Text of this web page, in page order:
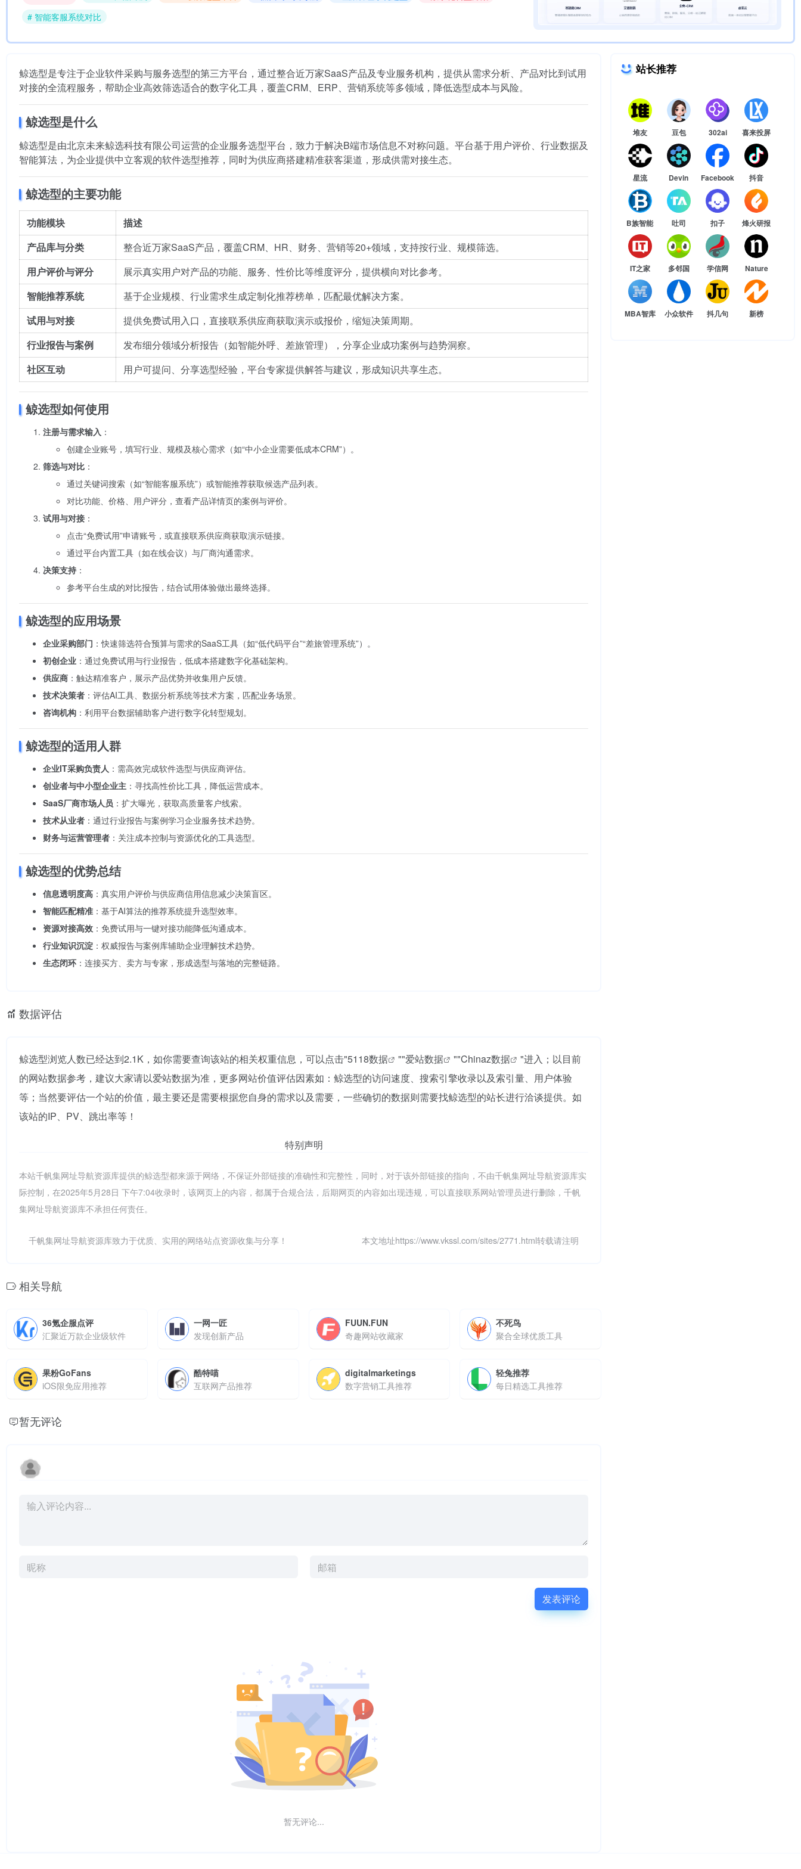
# 智能客服系统对比
鲸选型是专注于企业软件采购与服务选型的第三方平台，通过整合近万家SaaS产品及专业服务机构，提供从需求分析、产品对比到试用
对接的全流程服务，帮助企业高效筛选适合的数字化工具，覆盖CRM、ERP、营销系统等多领域，降低选型成本与风险。
鲸选型是什么
鲸选型是由北京未来鲸选科技有限公司运营的企业服务选型平台，致力于解决B端市场信息不对称问题。平台基于用户评价、行业数据及
智能算法，为企业提供中立客观的软件选型推荐，同时为供应商搭建精准获客渠道，形成供需对接生态。
鲸选型的主要功能
功能模块
描述
产品库与分类
整合近万家SaaS产品，覆盖CRM、HR、财务、营销等20+领域，支持按行业、规模筛选。
用户评价与评分
展示真实用户对产品的功能、服务、性价比等维度评分，提供横向对比参考。
智能推荐系统
基于企业规模、行业需求生成定制化推荐榜单，匹配最优解决方案。
试用与对接
提供免费试用入口，直接联系供应商获取演示或报价，缩短决策周期。
行业报告与案例
发布细分领域分析报告（如智能外呼、差旅管理），分享企业成功案例与趋势洞察。
社区互动
用户可提问、分享选型经验，平台专家提供解答与建议，形成知识共享生态。
鲸选型如何使用
注册与需求输入 ：
创建企业账号，填写行业、规模及核心需求（如“中小企业需要低成本CRM”）。
筛选与对比 ：
通过关键词搜索（如“智能客服系统”）或智能推荐获取候选产品列表。
对比功能、价格、用户评分，查看产品详情页的案例与评价。
试用与对接 ：
点击“免费试用”申请账号，或直接联系供应商获取演示链接。
通过平台内置工具（如在线会议）与厂商沟通需求。
决策支持 ：
参考平台生成的对比报告，结合试用体验做出最终选择。
鲸选型的应用场景
企业采购部门 ：快速筛选符合预算与需求的SaaS工具（如“低代码平台”“差旅管理系统”）。
初创企业 ：通过免费试用与行业报告，低成本搭建数字化基础架构。
供应商 ：触达精准客户，展示产品优势并收集用户反馈。
技术决策者 ：评估AI工具、数据分析系统等技术方案，匹配业务场景。
咨询机构 ：利用平台数据辅助客户进行数字化转型规划。
鲸选型的适用人群
企业IT采购负责人 ：需高效完成软件选型与供应商评估。
创业者与中小型企业主 ：寻找高性价比工具，降低运营成本。
SaaS厂商市场人员 ：扩大曝光，获取高质量客户线索。
技术从业者 ：通过行业报告与案例学习企业服务技术趋势。
财务与运营管理者 ：关注成本控制与资源优化的工具选型。
鲸选型的优势总结
信息透明度高 ：真实用户评价与供应商信用信息减少决策盲区。
智能匹配精准 ：基于AI算法的推荐系统提升选型效率。
资源对接高效 ：免费试用与一键对接功能降低沟通成本。
行业知识沉淀 ：权威报告与案例库辅助企业理解技术趋势。
生态闭环 ：连接买方、卖方与专家，形成选型与落地的完整链路。
数据评估
鲸选型浏览人数已经达到2.1K，如你需要查询该站的相关权重信息，可以点击"5118数据 ""爱站数据 ""Chinaz数据
"进入；以目前
的网站数据参考，建议大家请以爱站数据为准，更多网站价值评估因素如：鲸选型的访问速度、搜索引擎收录以及索引量、用户体验
等；当然要评估一个站的价值，最主要还是需要根据您自身的需求以及需要，一些确切的数据则需要找鲸选型的站长进行洽谈提供。如
该站的IP、PV、跳出率等！
特别声明
本站千帆集网址导航资源库提供的鲸选型都来源于网络，不保证外部链接的准确性和完整性，同时，对于该外部链接的指向，不由千帆集网址导航资源库实
际控制，在2025年5月28日 下午7:04收录时，该网页上的内容，都属于合规合法，后期网页的内容如出现违规，可以直接联系网站管理员进行删除，千帆
集网址导航资源库不承担任何责任。
千帆集网址导航资源库致力于优质、实用的网络站点资源收集与分享！ 本文地址https://www.vkssl.com/sites/2771.html转载请注明
相关导航
36氪企服点评
汇聚近万款企业级软件
一网一匠
发现创新产品
FUUN.FUN
奇趣网站收藏家
不死鸟
聚合全球优质工具
果粉GoFans
iOS限免应用推荐
酷特喵
互联网产品推荐
digitalmarketings
数字营销工具推荐
轻兔推荐
每日精选工具推荐
暂无评论
发表评论
暂无评论...
站长推荐
堆友 豆包 302ai 喜来投屏
星流 Devin Facebook 抖音
B族智能 吐司 扣子 烽火研报
IT之家 多邻国 学信网 Nature
MBA智库 小众软件 抖几句 新榜